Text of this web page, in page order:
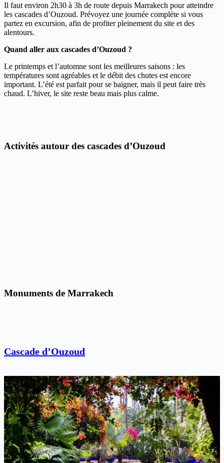
Il faut environ 2h30 à 3h de route depuis Marrakech pour atteindre
les cascades d’Ouzoud. Prévoyez une journée complète si vous
partez en excursion, afin de profiter pleinement du site et des
alentours.
Quand aller aux cascades d’Ouzoud ?
Le printemps et l’automne sont les meilleures saisons : les
températures sont agréables et le débit des chutes est encore
important. L’été est parfait pour se baigner, mais il peut faire très
chaud. L’hiver, le site reste beau mais plus calme.
Activités autour des cascades d’Ouzoud
Monuments de Marrakech
Cascade d’Ouzoud